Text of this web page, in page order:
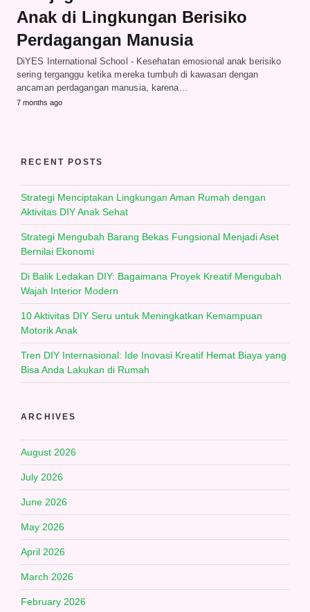
Anak di Lingkungan Berisiko
Perdagangan Manusia
DiYES International School - Kesehatan emosional anak berisiko
sering terganggu ketika mereka tumbuh di kawasan dengan
ancaman perdagangan manusia, karena…
7 months ago
RECENT POSTS
Strategi Menciptakan Lingkungan Aman Rumah dengan
Aktivitas DIY Anak Sehat
Strategi Mengubah Barang Bekas Fungsional Menjadi Aset
Bernilai Ekonomi
Di Balik Ledakan DIY: Bagaimana Proyek Kreatif Mengubah
Wajah Interior Modern
10 Aktivitas DIY Seru untuk Meningkatkan Kemampuan
Motorik Anak
Tren DIY Internasional: Ide Inovasi Kreatif Hemat Biaya yang
Bisa Anda Lakukan di Rumah
ARCHIVES
August 2026
July 2026
June 2026
May 2026
April 2026
March 2026
February 2026